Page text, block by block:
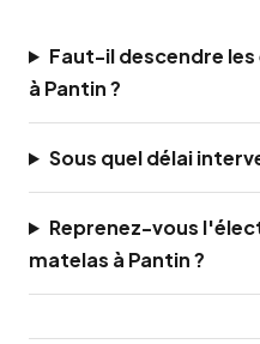
Faut-il descendre
à Pantin ?
Sous quel délai
Reprenez-vous
matelas à Pantin ?